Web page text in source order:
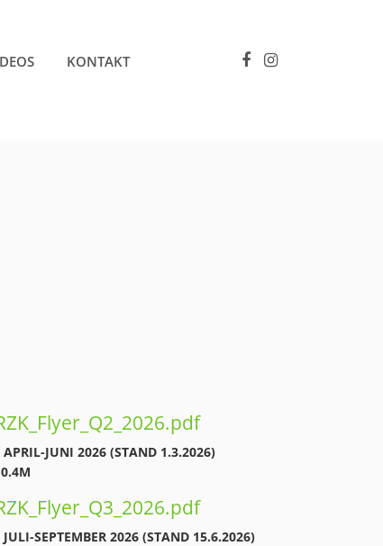
KONTAKT
APRIL-JUNI 2026 (STAND 1.3.2026)
JULI-SEPTEMBER 2026 (STAND 15.6.2026)